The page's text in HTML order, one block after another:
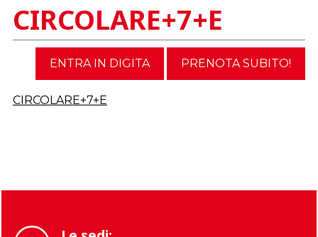
CIRCOLARE+7+E
ENTRA IN DIGITA PRENOTA SUBITO!
CIRCOLARE+7+E